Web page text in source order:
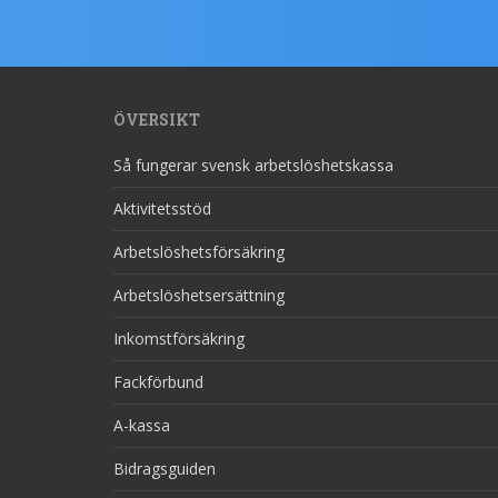
ÖVERSIKT
Så fungerar svensk arbetslöshetskassa
Aktivitetsstöd
Arbetslöshetsförsäkring
Arbetslöshetsersättning
Inkomstförsäkring
Fackförbund
A-kassa
Bidragsguiden